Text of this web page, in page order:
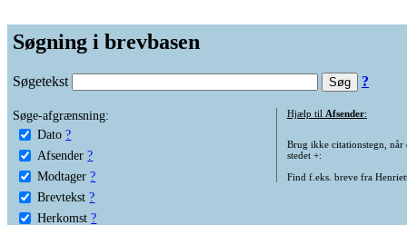
Søgning i brevbasen
Søgetekst ?
Søge-afgrænsning:
Dato ?
Afsender ?
Modtager ?
Brevtekst ?
Herkomst ?
Hjælp til Afsender:
Brug ikke citationstegn, når
stedet +:
Find f.eks. breve fra